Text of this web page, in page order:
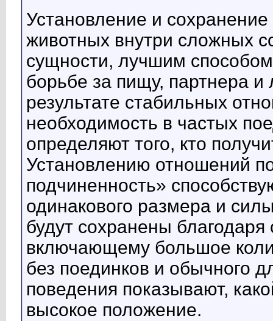
Установление и
животных внутри сложных
сущности, лучшим
борьбе за пищу, партнера
результате стабильных
необходимость в частых
определяют того, кто
Установлению отношений
подчиненность»
одинакового размера и
будут сохранены
включающему большое
без поединков и обычного
поведения показывают,
высокое положение.